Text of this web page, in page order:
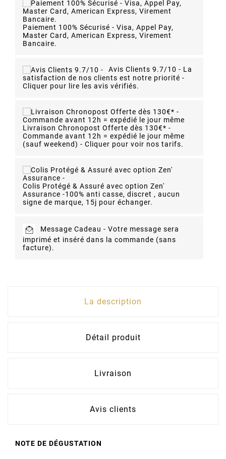
Paiement 100% Sécurisé - Visa, Appel Pay,
Master Card, American Express, Virement
Bancaire.
Avis Clients 9.7/10 - La
satisfaction de nos clients est notre priorité -
Cliquer pour lire les avis vérifiés.
Livraison Chronopost Offerte dès 130€* -
Commande avant 12h = expédié le jour même
(sauf weekend) - Cliquer pour voir nos tarifs.
Colis Protégé & Assuré avec option Zen'
Assurance -100% anti casse, discret , aucun
signe de marque, 15j pour échanger.
Message Cadeau - Votre message sera
imprimé et inséré dans la commande (sans
facture).
La description
Détail produit
Livraison
Avis clients
NOTE DE DÉGUSTATION